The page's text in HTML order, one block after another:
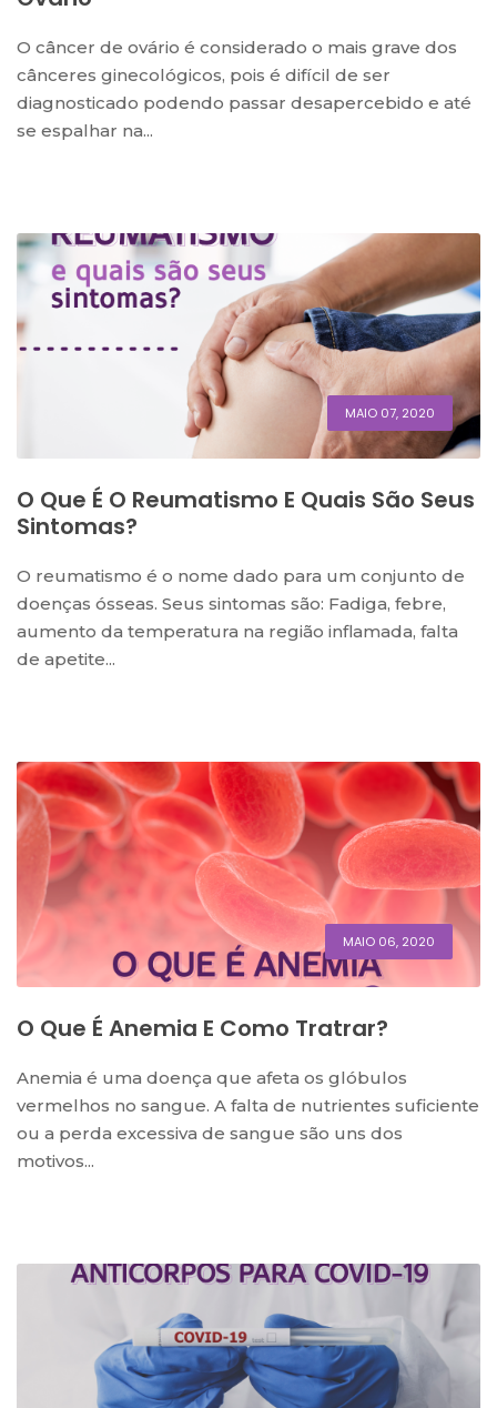
O câncer de ovário é considerado o mais grave dos
cânceres ginecológicos, pois é difícil de ser
diagnosticado podendo passar desapercebido e até
se espalhar na...
MAIO 07, 2020
O Que É O Reumatismo E Quais São Seus
Sintomas?
O reumatismo é o nome dado para um conjunto de
doenças ósseas. Seus sintomas são: Fadiga, febre,
aumento da temperatura na região inflamada, falta
de apetite...
MAIO 06, 2020
O Que É Anemia E Como Tratrar?
Anemia é uma doença que afeta os glóbulos
vermelhos no sangue. A falta de nutrientes suficiente
ou a perda excessiva de sangue são uns dos
motivos...